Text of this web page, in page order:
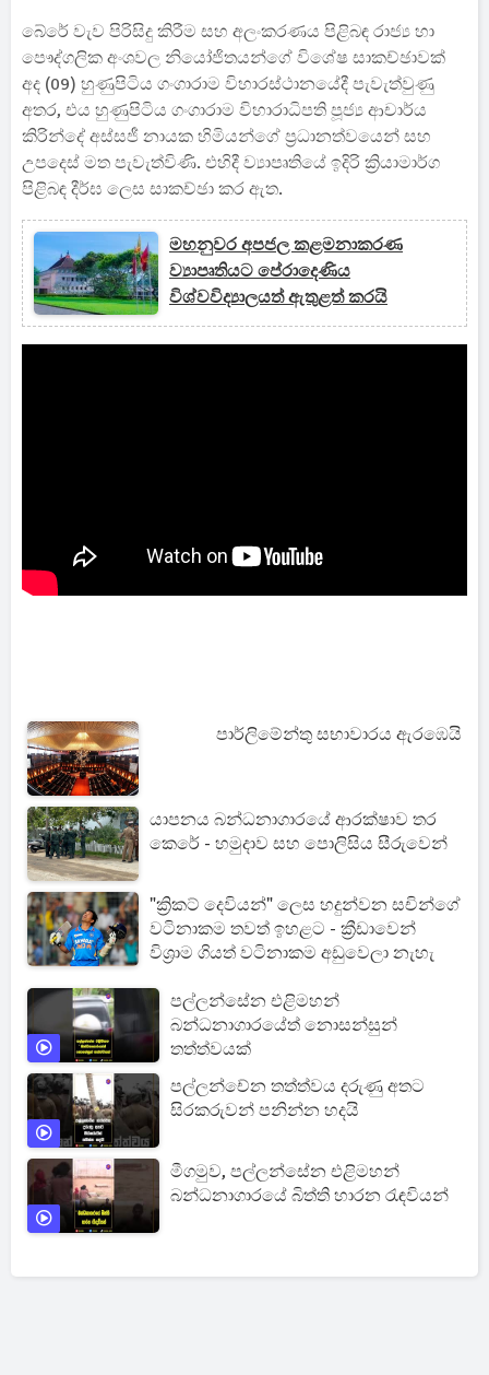
බේරේ වැව පිරිසිදු කිරීම සහ අලංකරණය පිළිබඳ රාජ්‍ය හා
පෞද්ගලික අංශවල නියෝජිතයන්ගේ විශේෂ සාකච්ඡාවක්
අද (09) හුණුපිටිය ගංගාරාම විහාරස්ථානයේදී පැවැත්වුණු
අතර, එය හුණුපිටිය ගංගාරාම විහාරාධිපති පූජ්‍ය ආචාර්ය
කිරින්දේ අස්සජී නායක හිමියන්ගේ ප්‍රධානත්වයෙන් සහ
උපදෙස් මත පැවැත්විණි. එහිදී ව්‍යාපෘතියේ ඉදිරි ක්‍රියාමාර්ග
පිළිබඳ දීර්ඝ ලෙස සාකච්ඡා කර ඇත.
මහනුවර අපජල කළමනාකරණ
ව්‍යාපෘතියට පේරාදෙණිය
විශ්වවිද්‍යාලයත් ඇතුළත් කරයි
පාර්ලිමේන්තු සභාවාරය ඇරඹෙයි
යාපනය බන්ධනාගාරයේ ආරක්ෂාව තර
කෙරේ - හමුදාව සහ පොලිසිය සීරුවෙන්
"ක්‍රිකට් දෙවියන්" ලෙස හදුන්වන සචින්ගේ
වටිනාකම තවත් ඉහළට - ක්‍රීඩාවෙන්
විශ්‍රාම ගියත් වටිනාකම අඩුවෙලා නැහැ
පල්ලන්සේන එළිමහන්
බන්ධනාගාරයේත් නොසන්සුන්
තත්ත්වයක්
පල්ලන්චේන තත්ත්වය දරුණු අතට
සිරකරුවන් පනින්න හදයි
මීගමුව, පල්ලන්සේන එළිමහන්
බන්ධනාගාරයේ බිත්ති හාරන රැඳවියන්